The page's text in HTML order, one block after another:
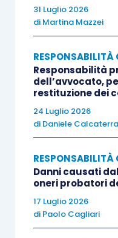
irrituale dall’altro,
SOLUZIONE
sistematica della
che essa non
uniforme ma una
dall’autonomia
La Corte individua
all’arbitrato nella
31 Luglio 2026
di Martina Mazzei
RESPONSABILITÀ
Responsabilità
dell’avvocato,
restituzione dei
24 Luglio 2026
di Daniele Calcaterra
RESPONSABILITÀ
Danni causati
oneri probatori
17 Luglio 2026
di Paolo Cagliari